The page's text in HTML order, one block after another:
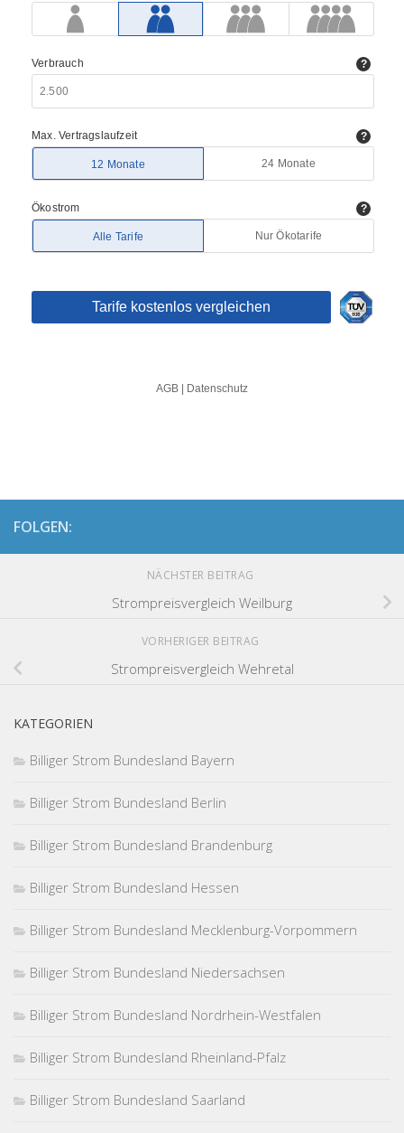
FOLGEN:
NÄCHSTER BEITRAG
Strompreisvergleich Weilburg
VORHERIGER BEITRAG
Strompreisvergleich Wehretal
KATEGORIEN
Billiger Strom Bundesland Bayern
Billiger Strom Bundesland Berlin
Billiger Strom Bundesland Brandenburg
Billiger Strom Bundesland Hessen
Billiger Strom Bundesland Mecklenburg-Vorpommern
Billiger Strom Bundesland Niedersachsen
Billiger Strom Bundesland Nordrhein-Westfalen
Billiger Strom Bundesland Rheinland-Pfalz
Billiger Strom Bundesland Saarland